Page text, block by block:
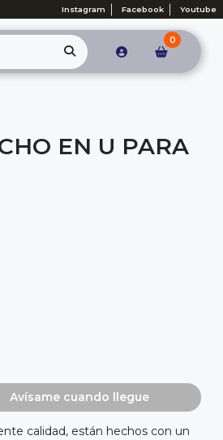
Instagram Facebook Youtube
0
EN U PARA
Avísame cuando llegue
calidad, están hechos con un